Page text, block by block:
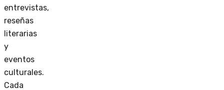
entrevistas,
reseñas
literarias
y
eventos
culturales.
Cada